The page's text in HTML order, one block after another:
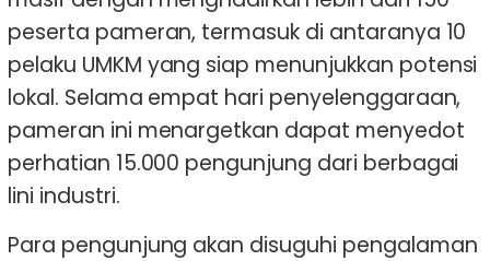
peserta pameran, termasuk di antaranya 10
pelaku UMKM yang siap menunjukkan potensi
lokal. Selama empat hari penyelenggaraan,
pameran ini menargetkan dapat menyedot
perhatian 15.000 pengunjung dari berbagai
lini industri.
Para pengunjung akan disuguhi pengalaman